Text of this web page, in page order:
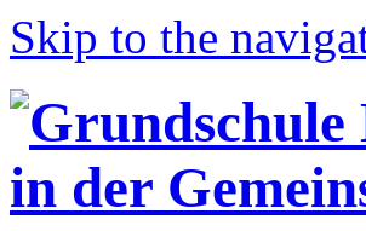
Skip to the